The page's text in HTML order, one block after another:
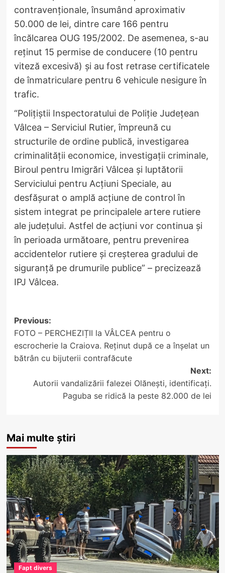
contravenționale, însumând aproximativ
50.000 de lei, dintre care 166 pentru
încălcarea OUG 195/2002. De asemenea, s-au
reținut 15 permise de conducere (10 pentru
viteză excesivă) și au fost retrase certificatele
de înmatriculare pentru 6 vehicule nesigure în
trafic.
“Polițiștii Inspectoratului de Poliție Județean
Vâlcea – Serviciul Rutier, împreună cu
structurile de ordine publică, investigarea
criminalității economice, investigații criminale,
Biroul pentru Imigrări Vâlcea și luptătorii
Serviciului pentru Acțiuni Speciale, au
desfășurat o amplă acțiune de control în
sistem integrat pe principalele artere rutiere
ale județului. Astfel de acțiuni vor continua și
în perioada următoare, pentru prevenirea
accidentelor rutiere și creșterea gradului de
siguranță pe drumurile publice” – precizează
IPJ Vâlcea.
Post
navigation
Previous:
FOTO – PERCHEZIȚII la VÂLCEA pentru o
escrocherie la Craiova. Reținut după ce a înșelat un
bătrân cu bijuterii contrafăcute
Next:
Autorii vandalizării falezei Olănești, identificați.
Paguba se ridică la peste 82.000 de lei
Mai multe știri
Fapt divers